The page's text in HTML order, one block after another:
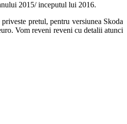
2015/ inceputul lui 2016.
pretul, pentru versiunea Skoda
Vom reveni reveni cu detalii atunci